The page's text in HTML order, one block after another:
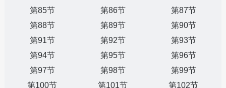
第85节
第86节
第87节
第88节
第89节
第90节
第91节
第92节
第93节
第94节
第95节
第96节
第97节
第98节
第99节
第100节
第101节
第102节